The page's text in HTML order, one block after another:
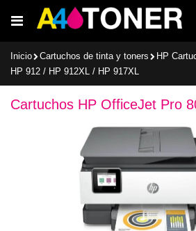
al
Inicio Cartuchos de tinta y toners
HP
HP 912 / HP 912XL / HP 917XL
Cartuchos HP OfficeJet Pro